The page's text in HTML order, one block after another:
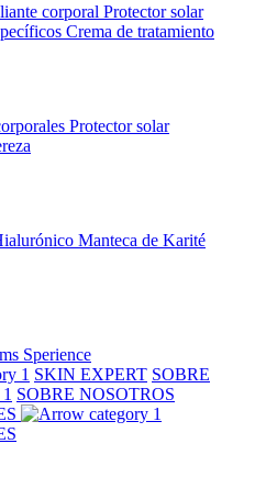
corporal Protector solar
Crema de tratamiento
Protector solar
Manteca de Karité
Sperience
SKIN EXPERT SOBRE
SOBRE NOSOTROS